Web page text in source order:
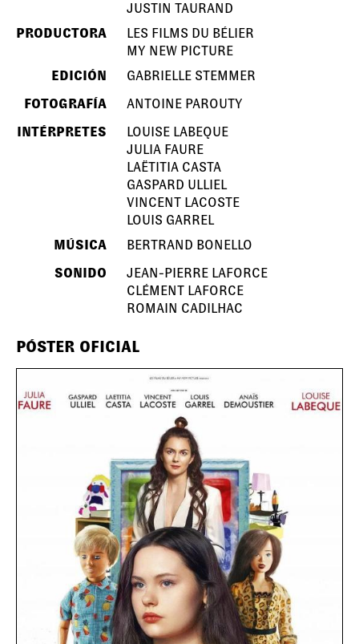
JUSTIN TAURAND
PRODUCTORA
LES FILMS DU BÉLIER
MY NEW PICTURE
EDICIÓN
GABRIELLE STEMMER
FOTOGRAFÍA
ANTOINE PAROUTY
INTÉRPRETES
LOUISE LABEQUE
JULIA FAURE
LAËTITIA CASTA
GASPARD ULLIEL
VINCENT LACOSTE
LOUIS GARREL
MÚSICA
BERTRAND BONELLO
SONIDO
JEAN-PIERRE LAFORCE
CLÉMENT LAFORCE
ROMAIN CADILHAC
PÓSTER OFICIAL